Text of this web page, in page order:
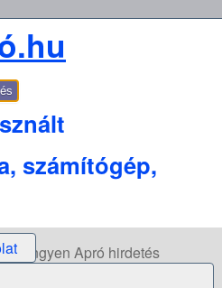
számítógép,
Ingyen Apró hirdetés